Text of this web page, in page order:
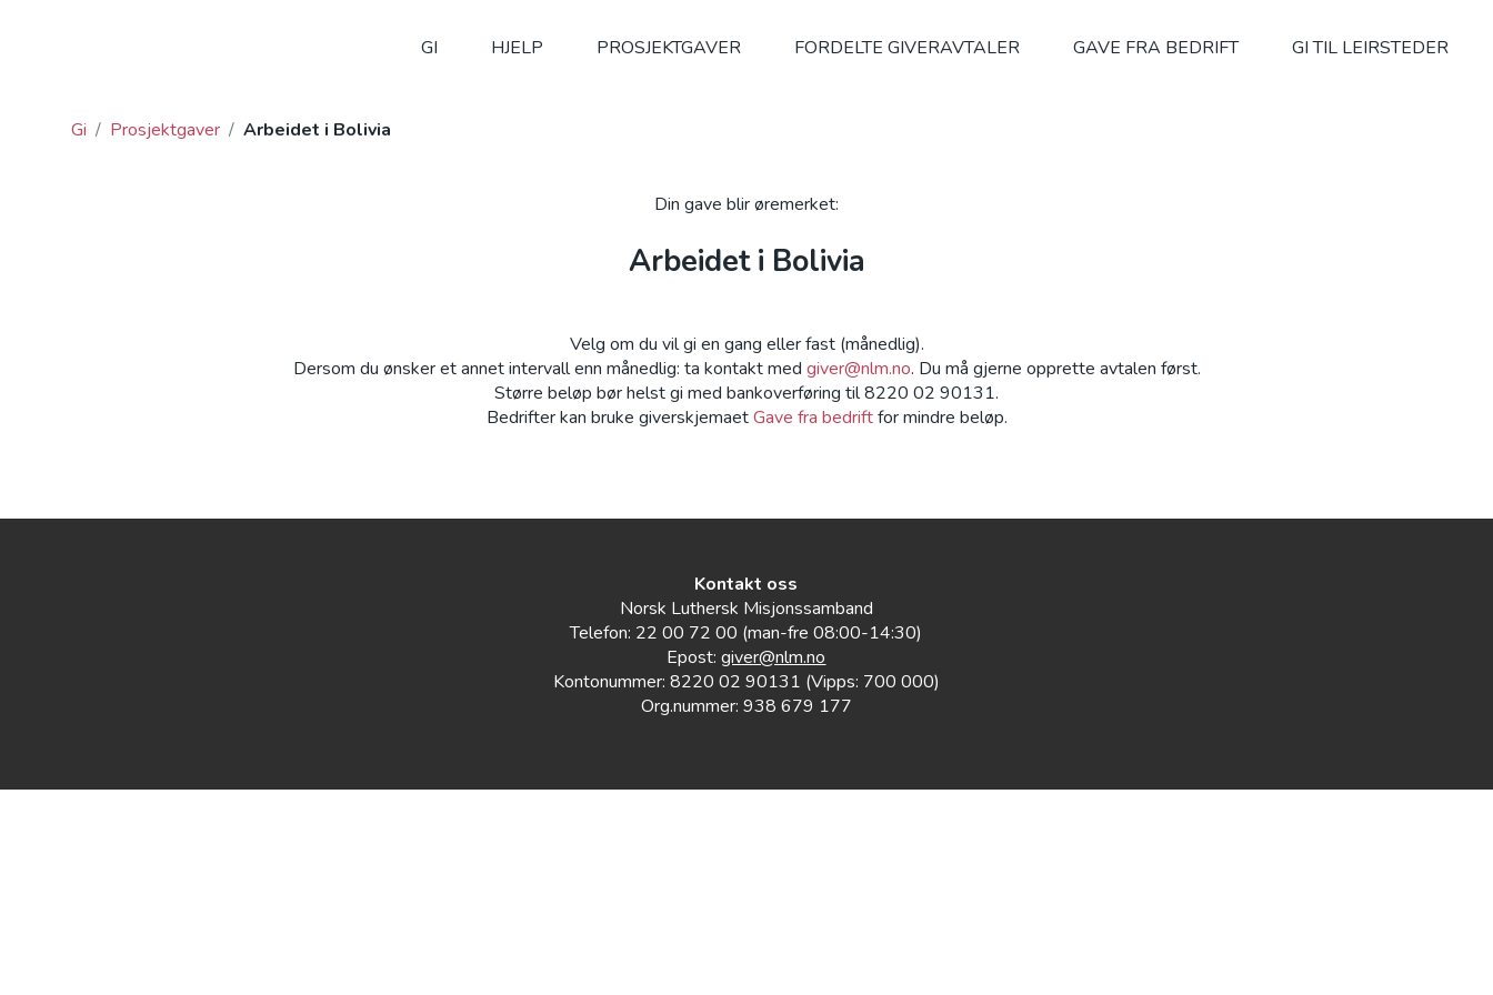
GI HJELP PROSJEKTGAVER FORDELTE GIVERAVTALER GAVE FRA BEDRIFT GI TIL LEIRSTEDER
Gi / Prosjektgaver / Arbeidet i Bolivia
Din gave blir øremerket:
Arbeidet i Bolivia
Velg om du vil gi en gang eller fast (månedlig).
Dersom du ønsker et annet intervall enn månedlig: ta kontakt med giver@nlm.no. Du må gjerne opprette avtalen først.
Større beløp bør helst gi med bankoverføring til 8220 02 90131.
Bedrifter kan bruke giverskjemaetGave fra bedriftfor mindre beløp.
Kontakt oss
Norsk Luthersk Misjonssamband
Telefon: 22 00 72 00 (man-fre 08:00-14:30)
Epost:giver@nlm.no
Kontonummer: 8220 02 90131 (Vipps: 700 000)
Org.nummer: 938 679 177